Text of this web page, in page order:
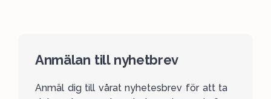
Anmälan till nyhetbrev
Anmäl dig till vårat nyhetesbrev för att ta